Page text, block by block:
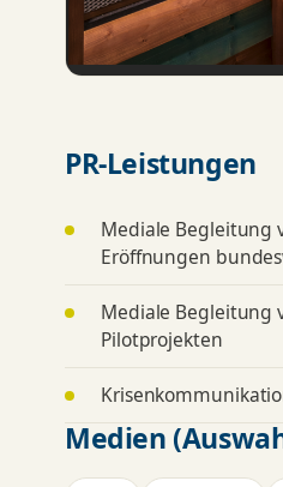
PR-Leistungen
Mediale Begleitung
Eröffnungen
Mediale Begleitung
Pilotprojekten
Medien